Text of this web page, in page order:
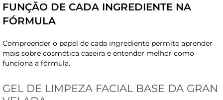
FUNÇÃO DE CADA INGREDIENTE NA
FÓRMULA
Compreender o papel de cada ingrediente permite aprender
mais sobre cosmética caseira e entender melhor como
funciona a fórmula.
GEL DE LIMPEZA FACIAL BASE DA GRAN